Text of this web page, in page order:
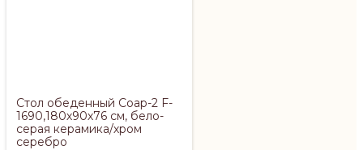
Стол обеденный Соар-2 F-
1690,180х90х76 см, бело-
серая керамика/хром
серебро